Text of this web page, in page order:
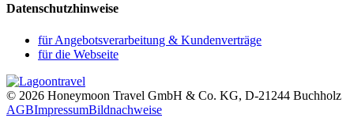
Datenschutzhinweise
für Angebotsverarbeitung & Kundenverträge
für die Webseite
© 2026 Honeymoon Travel GmbH & Co. KG, D-21244 Buchholz
AGBImpressumBildnachweise